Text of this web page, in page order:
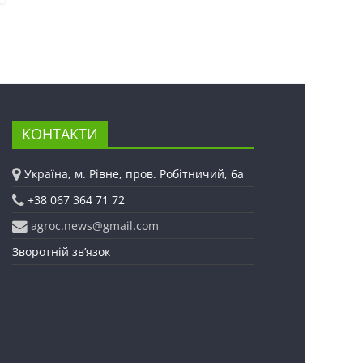
КОНТАКТИ
Україна, м. Рівне, пров. Робітничий, 6а
+38 067 364 71 72
agroc.news@gmail.com
Зворотній зв’язок